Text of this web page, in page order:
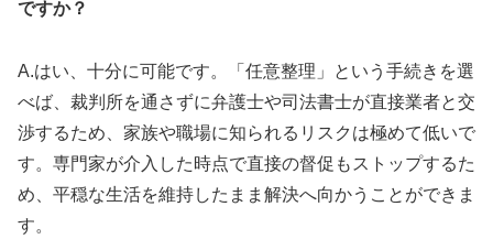
ですか？
A.はい、十分に可能です。「任意整理」という手続きを選
べば、裁判所を通さずに弁護士や司法書士が直接業者と交
渉するため、家族や職場に知られるリスクは極めて低いで
す。専門家が介入した時点で直接の督促もストップするた
め、平穏な生活を維持したまま解決へ向かうことができま
す。